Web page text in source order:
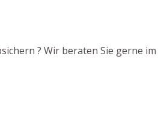
? Wir beraten Sie gerne